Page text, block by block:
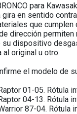
para
en sentido
que
dirección permiten
dispositivo
original u otro.
el modelo de
01-05. Rótula
04-13. Rótula
87-04. Rótula